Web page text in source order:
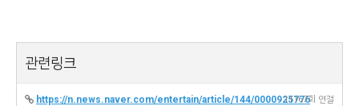
관련링크
https://n.news.naver.com/entertain/article/144/000092577611167회 연결